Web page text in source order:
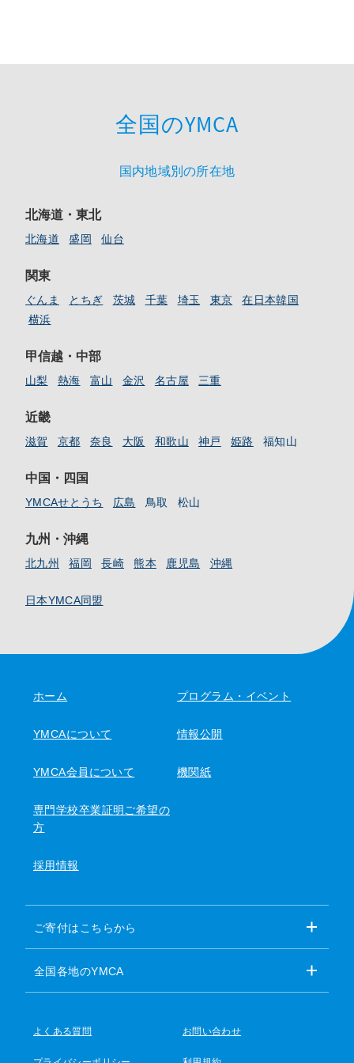
全国のYMCA
国内地域別の所在地
北海道・東北
北海道 盛岡 仙台
関東
ぐんま とちぎ 茨城 千葉 埼玉 東京
在日本韓国
横浜
甲信越・中部
山梨 熱海 富山 金沢 名古屋 三重
近畿
滋賀 京都 奈良 大阪 和歌山 神戸 姫路 福知山
中国・四国
YMCAせとうち 広島 鳥取 松山
九州・沖縄
北九州 福岡 長崎 熊本 鹿児島 沖縄
日本YMCA同盟
ホーム
YMCAについて
YMCA会員について
プログラム・イベント
情報公開
機関紙
専門学校卒業証明ご希望の
方
採用情報
ご寄付はこちらから
全国各地のYMCA
よくある質問 お問い合わせ